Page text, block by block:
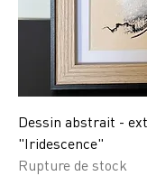
Dessin abstrait -
"Iridescence"
Rupture de stock